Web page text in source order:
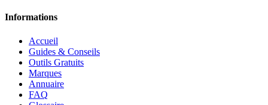
Informations
Accueil
Guides & Conseils
Outils Gratuits
Marques
Annuaire
FAQ